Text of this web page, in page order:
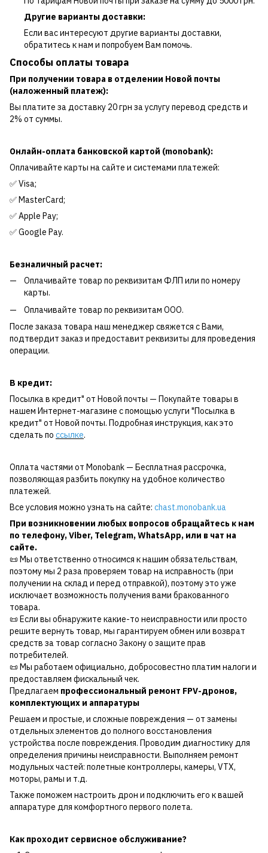
Другие варианты доставки:
Если вас интересуют другие варианты доставки,
обратитесь к нам и попробуем Вам помочь.
Способы оплаты товара
При получении товара в отделении Новой почты
(наложенный платеж):
Вы платите за доставку 20 грн за услугу перевод средств и
2% от суммы.
Онлайн-оплата банковской картой (monobank):
Оплачивайте карты на сайте и системами платежей:
✅ Visa;
✅ MasterCard;
✅ Apple Pay;
✅ Google Pay.
Безналичный расчет:
Оплачивайте товар по реквизитам ФЛП или по номеру
карты.
Оплачивайте товар по реквизитам ООО.
После заказа товара наш менеджер свяжется с Вами,
подтвердит заказ и предоставит реквизиты для проведения
операции.
В кредит:
Посылка в кредит" от Новой почты — Покупайте товары в
нашем Интернет-магазине с помощью услуги "Посылка в
кредит" от Новой почты. Подробная инструкция, как это
сделать по ссылке.
Оплата частями от Monobank — Бесплатная рассрочка,
позволяющая разбить покупку на удобное количество
платежей.
Все условия можно узнать на сайте: chast.monobank.ua
При возникновении любых вопросов обращайтесь к нам
по телефону,Viber, Telegram,WhatsApp, или в чат на
сайте.
📜 Мы ответственно относимся к нашим обязательствам,
поэтому мы 2 раза проверяем товар на исправность (при
получении на склад и перед отправкой), поэтому это уже
исключает возможность получения вами бракованного
товара.
📜 Если вы обнаружите какие-то неисправности или просто
решите вернуть товар, мы гарантируем обмен или возврат
средств за товар согласно Закону о защите прав
потребителей.
📜 Мы работаем официально, добросовестно платим налоги и
предоставляем фискальный чек.
Предлагаем профессиональный ремонт FPV-дронов,
комплектующих и аппаратуры
Решаем и простые, и сложные повреждения — от замены
отдельных элементов до полного восстановления
устройства после повреждения. Проводим диагностику для
определения причины неисправности. Выполняем ремонт
модульных частей: полетные контроллеры, камеры, VTX,
моторы, рамы и т.д.
Также поможем настроить дрон и подключить его к вашей
аппаратуре для комфортного первого полета.
Как проходит сервисное обслуживание?